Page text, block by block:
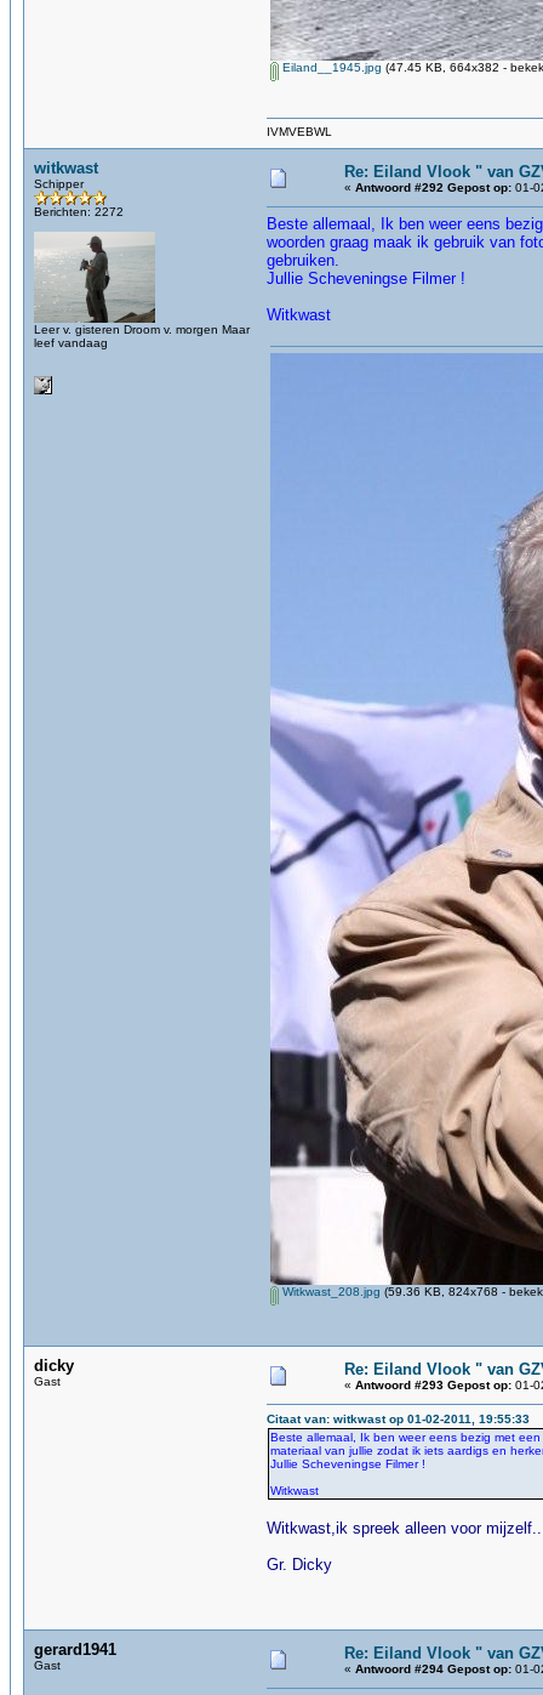
Eiland__1945.jpg (47.45 KB, 664x382 -
IVMVEBWL
witkwast
Schipper
Berichten: 2272
Leer v. gisteren Droom v. morgen Maar
leef vandaag
Re: Eiland Vlook " van
« Antwoord #292 Gepost op: 01-
Beste allemaal, Ik ben weer eens
woorden graag maak ik gebruik van
gebruiken.
Jullie Scheveningse Filmer !
Witkwast
Witkwast_208.jpg (59.36 KB, 824x768 -
dicky
Gast
Re: Eiland Vlook " van
« Antwoord #293 Gepost op: 01-
Citaat van: witkwast op 01-02-2011, 19:55:33
Beste allemaal, Ik ben weer eens bezig met
materiaal van jullie zodat ik iets aardigs en
Jullie Scheveningse Filmer !
Witkwast
Witkwast,ik spreek alleen voor
Gr. Dicky
gerard1941
Gast
Re: Eiland Vlook " van
« Antwoord #294 Gepost op: 01-